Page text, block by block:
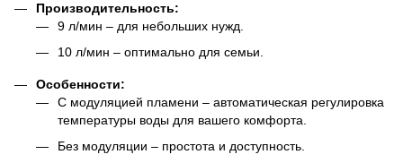
Производительность:
9 л/мин – для небольших нужд.
10 л/мин – оптимально для семьи.
Особенности:
С модуляцией пламени – автоматическая регулировка
температуры воды для вашего комфорта.
Без модуляции – простота и доступность.